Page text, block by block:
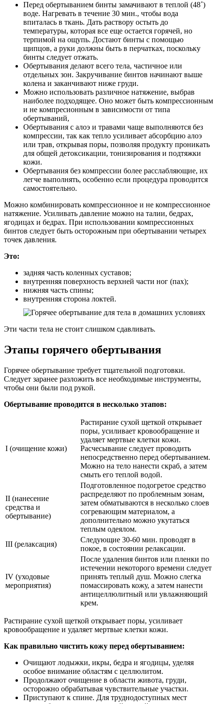
Перед обертыванием бинты замачивают в теплой (48˚)
воде. Нагревать в течение 30 мин., чтобы вода
впиталась в ткань. Дать раствору остыть до
температуры, которая все еще остается горячей, но
терпимой на ощупь. Достают бинты с помощью
щипцов, а руки должны быть в перчатках, поскольку
бинты следует отжать.
Обертывания делают всего тела, частичное или
отдельных зон. Закручивание бинтов начинают выше
колена и заканчивают ниже груди.
Можно использовать различное натяжение, выбрав
наиболее подходящее. Оно может быть компрессионным
и не компресионным в зависимости от типа
обертываний,
Обертывания с алоэ и травами чаще выполняются без
компрессии, так как тепло усиливает абсорбцию алоэ
или трав, открывая поры, позволяя продукту проникать
для общей детоксикации, тонизирования и подтяжки
кожи.
Обертывания без компрессии более расслабляющие, их
легче выполнять, особенно если процедура проводится
самостоятельно.
Можно комбинировать компрессионное и не компрессионное
натяжение. Усиливать давление можно на талии, бедрах,
ягодицах и бедрах. При использовании компрессионных
бинтов следует быть осторожным при обертывании четырех
точек давления.
Это:
задняя часть коленных суставов;
внутренняя поверхность верхней части ног (пах);
нижняя часть спины;
внутренняя сторона локтей.
Эти части тела не стоит слишком сдавливать.
Этапы горячего обертывания
Горячее обертывание требует тщательной подготовки.
Следует заранее разложить все необходимые инструменты,
чтобы они были под рукой.
Обертывание проводится в несколько этапов:
I (очищение кожи)
Растирание сухой щеткой открывает
поры, усиливает кровообращение и
удаляет мертвые клетки кожи.
Расчесывание следует проводить
непосредственно перед обертыванием.
Можно на тело нанести скраб, а затем
смыть его теплой водой.
II (нанесение
средства и
обертывание)
Подготовленное подогретое средство
распределяют по проблемным зонам,
затем обматываются в несколько слоев
согревающим материалом, а
дополнительно можно укутаться
теплым одеялом.
III (релаксация)
Следующие 30-60 мин. проводят в
покое, в состоянии релаксации.
IV (уходовые
мероприятия)
После удаления бинтов или пленки по
истечении некоторого времени следует
принять теплый душ. Можно слегка
помассировать кожу, а затем нанести
антицеллюлитный или увлажняющий
крем.
Растирание сухой щеткой открывает поры, усиливает
кровообращение и удаляет мертвые клетки кожи.
Как правильно чистить кожу перед обертыванием:
Очищают лодыжки, икры, бедра и ягодицы, уделяя
особое внимание областям с целлюлитом.
Продолжают очищение в области живота, груди,
осторожно обрабатывая чувствительные участки.
Приступают к спине. Для труднодоступных мест